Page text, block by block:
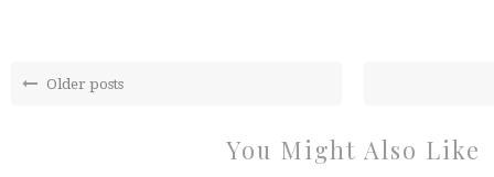
Older posts
You Might Also Like